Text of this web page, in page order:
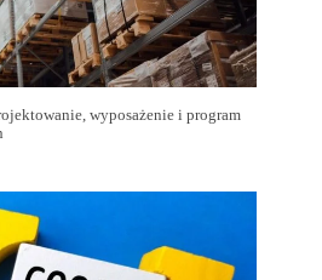
wyposażenie i program